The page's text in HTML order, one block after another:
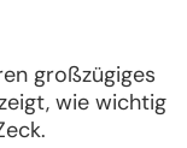
großzügiges
wie wichtig